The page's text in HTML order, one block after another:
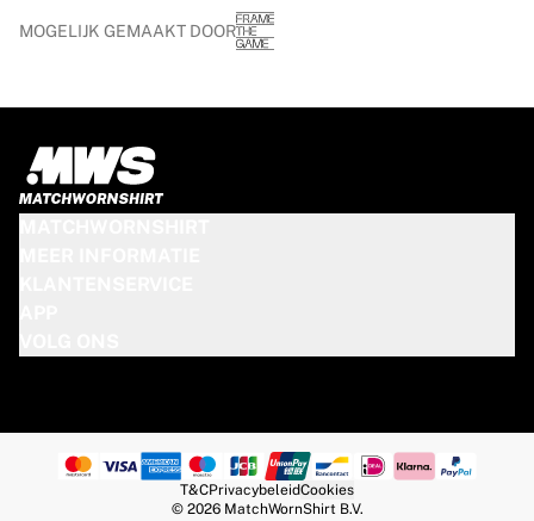
MOGELIJK GEMAAKT DOOR
T&CPrivacybeleidCookies
© 2026 MatchWornShirt B.V.